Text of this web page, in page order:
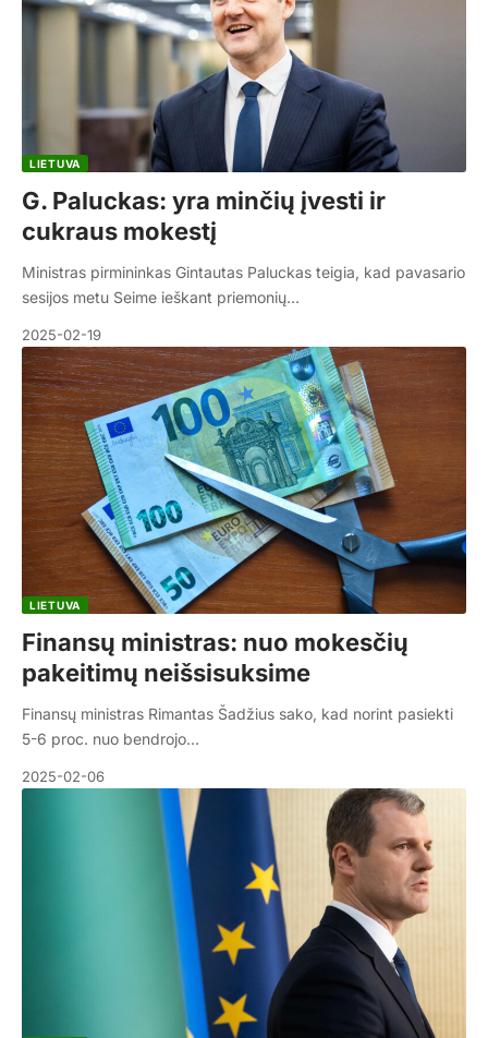
LIETUVA
G. Paluckas: yra minčių įvesti ir
cukraus mokestį
Ministras pirmininkas Gintautas Paluckas teigia, kad pavasario
sesijos metu Seime ieškant priemonių…
2025-02-19
LIETUVA
Finansų ministras: nuo mokesčių
pakeitimų neišsisuksime
Finansų ministras Rimantas Šadžius sako, kad norint pasiekti
5-6 proc. nuo bendrojo…
2025-02-06